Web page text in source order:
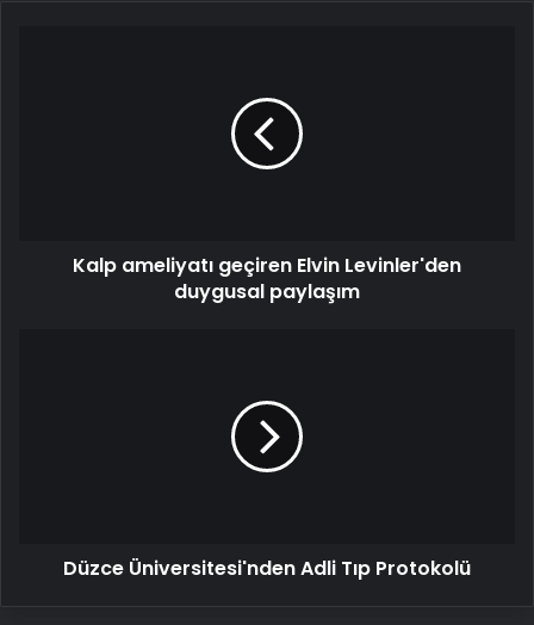
Kalp ameliyatı geçiren Elvin Levinler'den
duygusal paylaşım
Düzce Üniversitesi'nden Adli Tıp Protokolü